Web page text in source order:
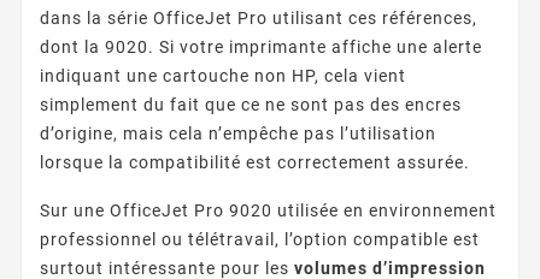
dans la série OfficeJet Pro utilisant ces références,
dont la 9020. Si votre imprimante affiche une alerte
indiquant une cartouche non HP, cela vient
simplement du fait que ce ne sont pas des encres
d’origine, mais cela n’empêche pas l’utilisation
lorsque la compatibilité est correctement assurée.
Sur une OfficeJet Pro 9020 utilisée en environnement
professionnel ou télétravail, l’option compatible est
surtout intéressante pour les volumes d’impression